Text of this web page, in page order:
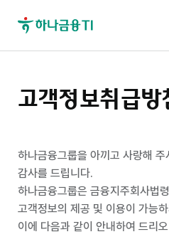
고객정보취급방
하나금융그룹을 아끼고 사랑해
감사를 드립니다.
하나금융그룹은 금융지주회사법
고객정보의 제공 및 이용이 가능
이에 다음과 같이 안내하여 드리